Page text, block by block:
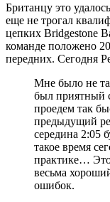
Британцу это
еще не трогал
цепких Bridgestone
команде положено
передних. Сегодня
Мне было не
был приятный
проедем так
предыдущий
середина 2:05
такое время
практике…
весьма
ошибок.